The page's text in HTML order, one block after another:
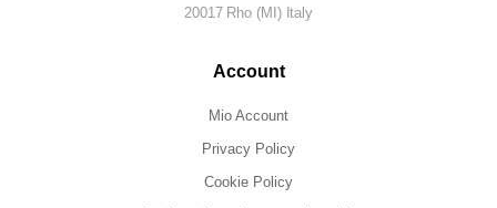
20017 Rho (MI) Italy
Account
Mio Account
Privacy Policy
Cookie Policy